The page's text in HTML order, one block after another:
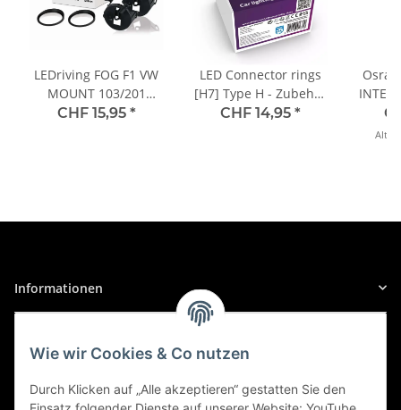
LEDriving FOG F1 VW
MOUNT 103/201
Halterung für VW Set
CHF 15,95 *
LED Connector rings
[H7] Type H - Zubehör
für LED HL 2st. Philips
CHF 14,95 *
Alter
Informationen
Sicher Einkaufen
Wie wir Cookies & Co nutzen
Durch Klicken auf „Alle akzeptieren“ gestatten Sie den